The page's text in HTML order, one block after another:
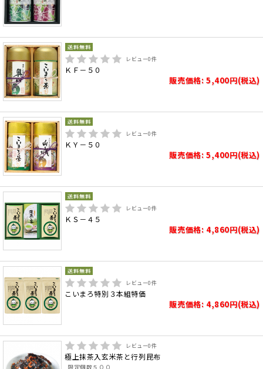
レビュー0件
ＫＦ－５０
販売価格: 5,400円(税込)
レビュー0件
ＫＹ－５０
販売価格: 5,400円(税込)
レビュー0件
ＫＳ－４５
販売価格: 4,860円(税込)
レビュー0件
こいまろ特別３本組特価
販売価格: 4,860円(税込)
レビュー0件
極上抹茶入玄米茶と行列昆布
限定個数５００